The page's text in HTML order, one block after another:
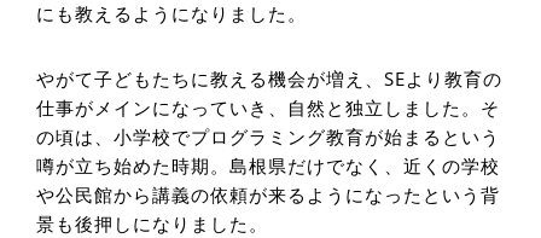
にも教えるようになりました。
やがて子どもたちに教える機会が増え、SEより教育の
仕事がメインになっていき、自然と独立しました。そ
の頃は、小学校でプログラミング教育が始まるという
噂が立ち始めた時期。島根県だけでなく、近くの学校
や公民館から講義の依頼が来るようになったという背
景も後押しになりました。